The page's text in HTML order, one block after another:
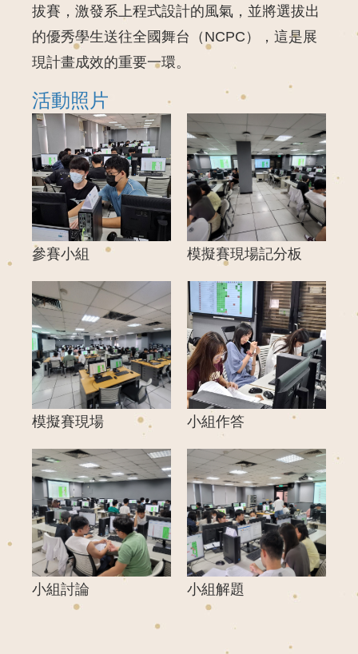
拔賽，激發系上程式設計的風氣，並將選拔出
的優秀學生送往全國舞台（NCPC），這是展
現計畫成效的重要一環。
活動照片
參賽小組 模擬賽現場記分板
模擬賽現場 小組作答
小組討論 小組解題